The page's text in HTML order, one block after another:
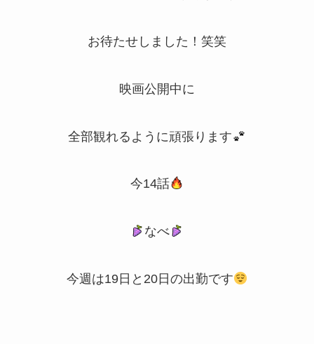
お待たせしました！笑笑
映画公開中に
全部観れるように頑張ります
今14話
なべ
今週は19日と20日の出勤です